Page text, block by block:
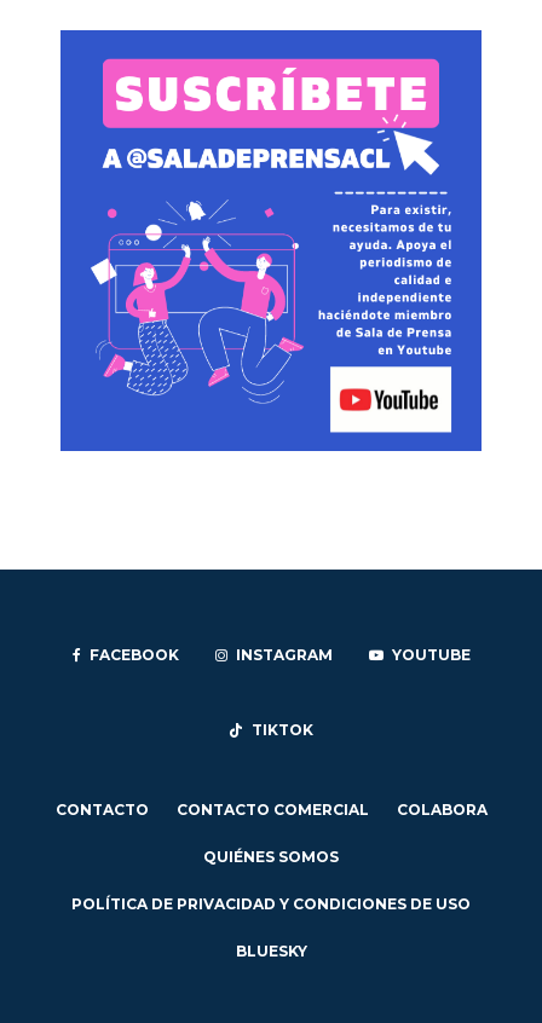
FACEBOOK INSTAGRAM YOUTUBE
TIKTOK
CONTACTO CONTACTO COMERCIAL COLABORA
QUIÉNES SOMOS
POLÍTICA DE PRIVACIDAD Y CONDICIONES DE USO
BLUESKY